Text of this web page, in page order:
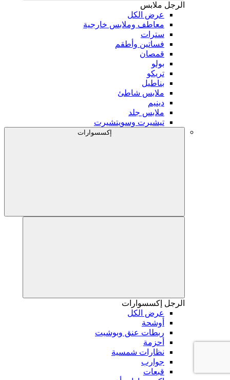
الرجل ملابس
عرض الكل
معاطف وملابس خارجية
سترات
فساتين وأطقم
قمصان
بولو
تريكو
بناطيل
ملابس شاطئ
دينيم
ملابس جلد
تيشيرت وسويتشيرت
إكسسوارات
الرجل إكسسوارات
عرض الكل
أوشحة
ربطات عنق وبوشيت
أحزمة
نظارات شمسية
جوارب
قبعات